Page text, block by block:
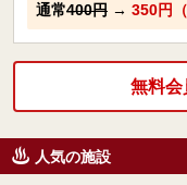
通常400円 → 350円
無料会
人気の施設